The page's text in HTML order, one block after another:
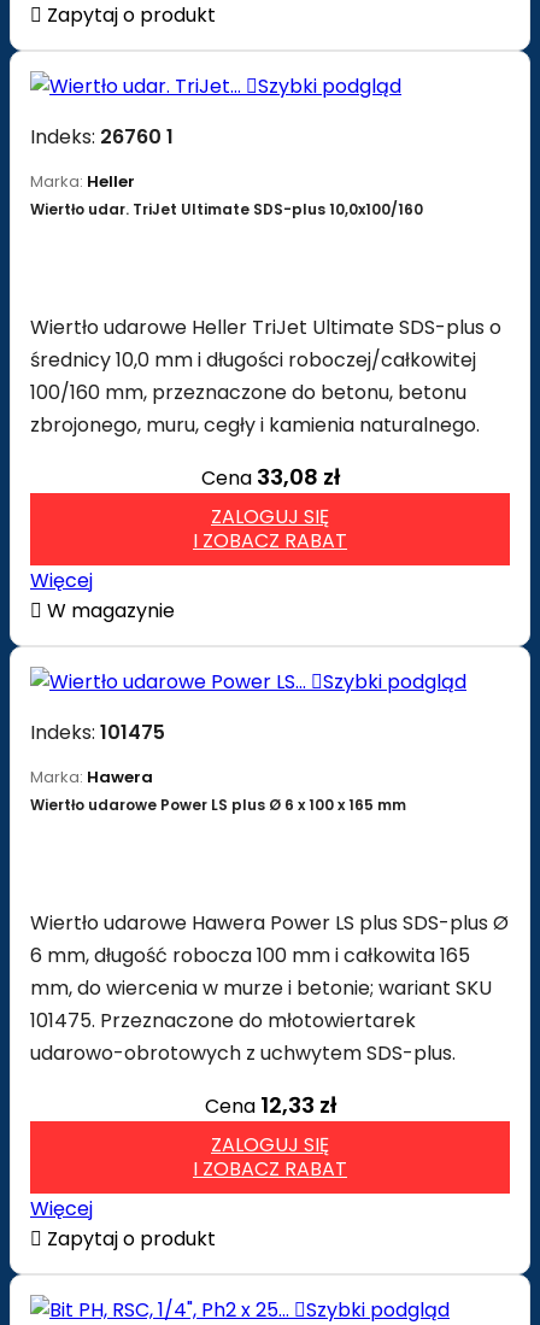
 Zapytaj o produkt
Szybki podgląd
Indeks: 26760 1
Marka: Heller
Wiertło udar. TriJet Ultimate SDS-plus 10,0x100/160
Wiertło udarowe Heller TriJet Ultimate SDS-plus o
średnicy 10,0 mm i długości roboczej/całkowitej
100/160 mm, przeznaczone do betonu, betonu
zbrojonego, muru, cegły i kamienia naturalnego.
Cena 33,08 zł
ZALOGUJ SIĘ
I ZOBACZ RABAT
Więcej
 W magazynie
Szybki podgląd
Indeks: 101475
Marka: Hawera
Wiertło udarowe Power LS plus Ø 6 x 100 x 165 mm
Wiertło udarowe Hawera Power LS plus SDS-plus Ø
6 mm, długość robocza 100 mm i całkowita 165
mm, do wiercenia w murze i betonie; wariant SKU
101475. Przeznaczone do młotowiertarek
udarowo-obrotowych z uchwytem SDS-plus.
Cena 12,33 zł
ZALOGUJ SIĘ
I ZOBACZ RABAT
Więcej
 Zapytaj o produkt
Szybki podgląd